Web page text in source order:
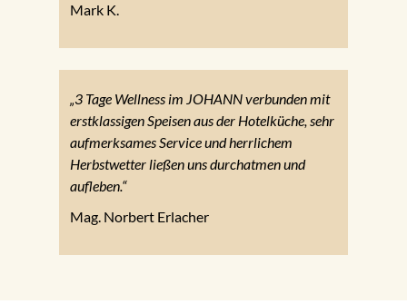
Mark K.
„3 Tage Wellness im JOHANN verbunden mit
erstklassigen Speisen aus der Hotelküche, sehr
aufmerksames Service und herrlichem
Herbstwetter ließen uns durchatmen und
aufleben.“
Mag. Norbert Erlacher